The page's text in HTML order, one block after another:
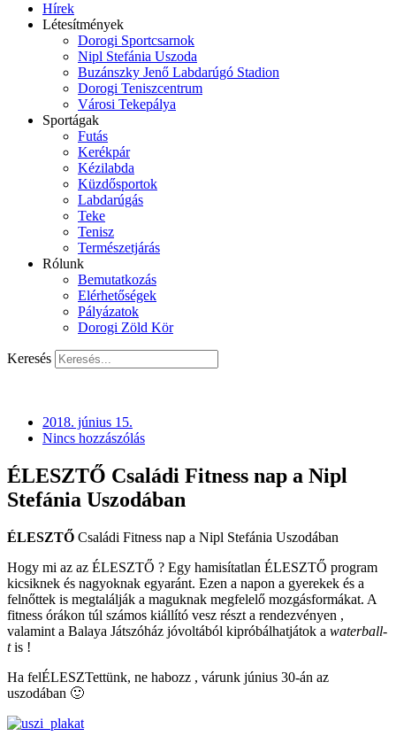
Hírek
Létesítmények
Dorogi Sportcsarnok
Nipl Stefánia Uszoda
Buzánszky Jenő Labdarúgó Stadion
Dorogi Teniszcentrum
Városi Tekepálya
Sportágak
Futás
Kerékpár
Kézilabda
Küzdősportok
Labdarúgás
Teke
Tenisz
Természetjárás
Rólunk
Bemutatkozás
Elérhetőségek
Pályázatok
Dorogi Zöld Kör
Keresés
2018. június 15.
Nincs hozzászólás
ÉLESZTŐ Családi Fitness nap a Nipl
Stefánia Uszodában
ÉLESZTŐ Családi Fitness nap a Nipl Stefánia Uszodában
Hogy mi az az ÉLESZTŐ ? Egy hamisítatlan ÉLESZTŐ program
kicsiknek és nagyoknak egyaránt. Ezen a napon a gyerekek és a
felnőttek is megtalálják a maguknak megfelelő mozgásformákat. A
fitness órákon túl számos kiállító vesz részt a rendezvényen ,
valamint a Balaya Játszóház jóvoltából kipróbálhatjátok a waterball-
tis !
Ha felÉLESZTettünk, ne habozz , várunk június 30-án az
uszodában 🙂